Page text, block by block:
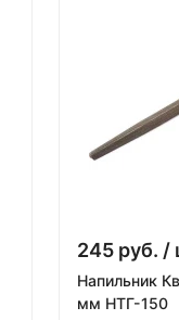
245 руб. /
Напильник
мм НТГ-150